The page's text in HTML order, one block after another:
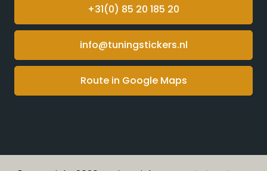
+31(0) 85 20 185 20
info@tuningstickers.nl
Route in Google Maps